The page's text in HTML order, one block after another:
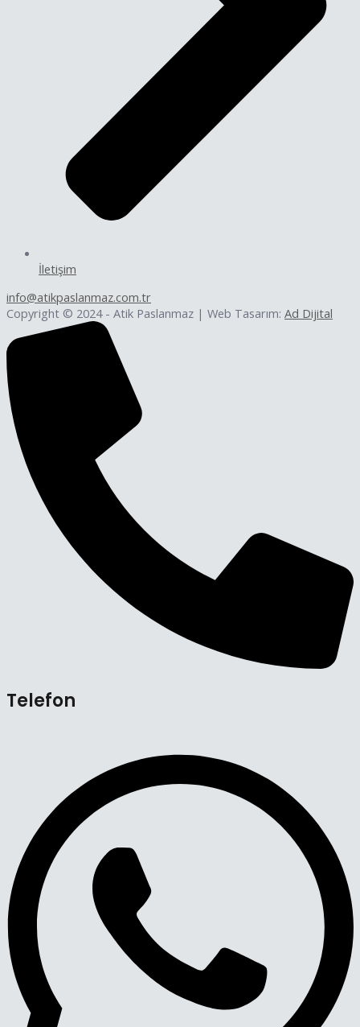
İletişim
info@atikpaslanmaz.com.tr
Copyright © 2024 - Atik Paslanmaz | Web Tasarım: Ad Dijital
Telefon